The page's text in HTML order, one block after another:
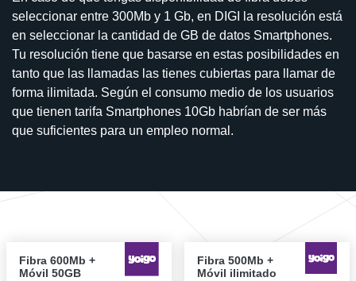
seleccionar entre 300Mb y 1 Gb, en DIGI la resolución está
en seleccionar la cantidad de GB de datos Smartphones.
Tu resolución tiene que basarse en estas posibilidades en
tanto que las llamadas las tienes cubiertas para llamar de
forma ilimitada. Según el consumo medio de los usuarios
que tienen tarifa Smartphones 10Gb habrían de ser más
que suficientes para un empleo normal.
Fibra 600Mb +
Móvil 50GB
Fibra 500Mb +
Móvil ilimitado